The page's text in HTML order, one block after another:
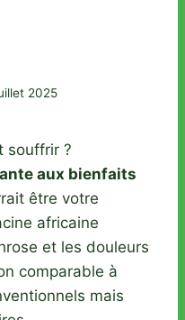
2025
souffrir ?
aux bienfaits
être votre
africaine
et les douleurs
comparable à
mais